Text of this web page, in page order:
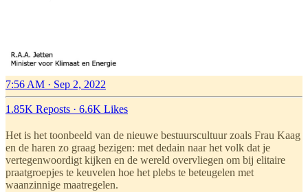
7:56 AM · Sep 2, 2022
1.85K Reposts · 6.6K Likes
Het is het toonbeeld van de nieuwe bestuurscultuur zoals Frau Kaag
en de haren zo graag bezigen: met dedain naar het volk dat je
vertegenwoordigt kijken en de wereld overvliegen om bij elitaire
praatgroepjes te keuvelen hoe het plebs te beteugelen met
waanzinnige maatregelen.